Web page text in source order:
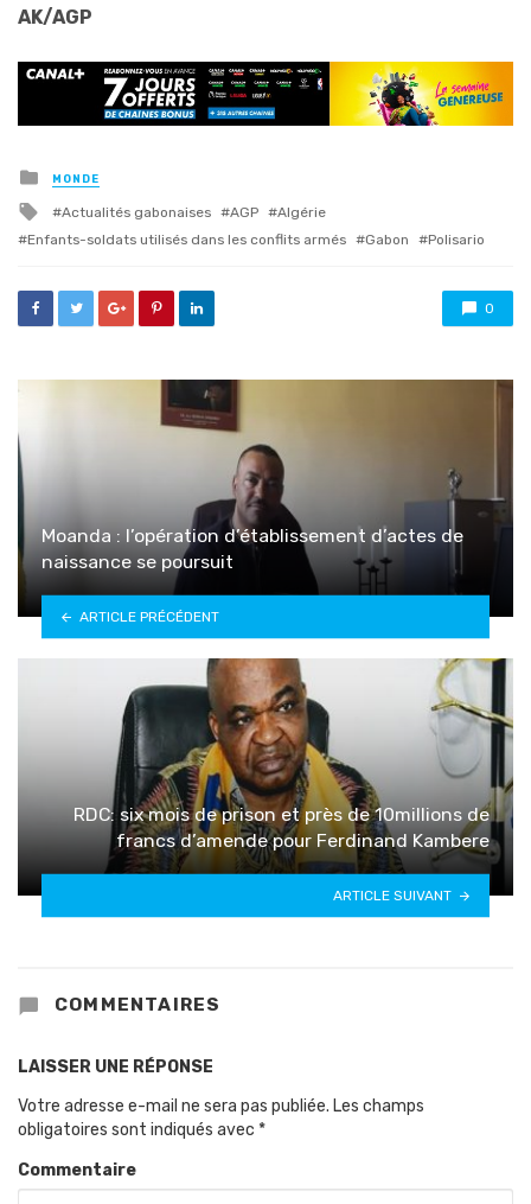
AK/AGP
Posted
in
MONDE
Tagged
with
Actualités gabonaises AGP
Algérie
Enfants-soldats utilisés dans les conflits armés
Gabon Polisario
0
Moanda : l’opération d’établissement d’actes de
naissance se poursuit
ARTICLE PRÉCÉDENT
RDC: six mois de prison et près de 10millions de
francs d’amende pour Ferdinand Kambere
ARTICLE SUIVANT
COMMENTAIRES
LAISSER UNE RÉPONSE
Votre adresse e-mail ne sera pas publiée. Les champs
obligatoires sont indiqués avec *
Commentaire